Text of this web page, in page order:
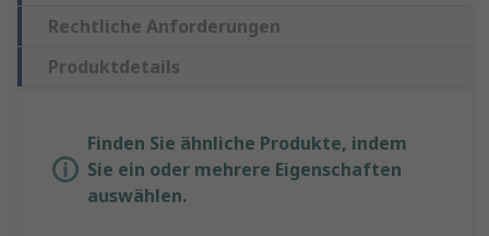
Rechtliche Anforderungen
Produktdetails
Finden Sie ähnliche Produkte, indem
Sie ein oder mehrere Eigenschaften
auswählen.